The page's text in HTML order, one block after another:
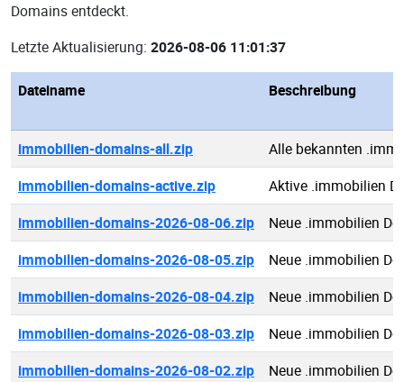
Domains entdeckt.
Letzte Aktualisierung: 2026-08-06 11:01:37
Dateiname Beschreibung
immobilien-domains-all.zip
Alle bekannten
immobilien-domains-active.zip
Aktive .immobilien
immobilien-domains-2026-08-06.zip
Neue .immobilien
immobilien-domains-2026-08-05.zip
Neue .immobilien
immobilien-domains-2026-08-04.zip
Neue .immobilien
immobilien-domains-2026-08-03.zip
Neue .immobilien
immobilien-domains-2026-08-02.zip
Neue .immobilien